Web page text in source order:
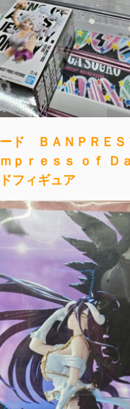
ド ＢＡＮＰＲＥＳ
ｐｒｅｓｓ ｏｆ Ｄ
フィギュア